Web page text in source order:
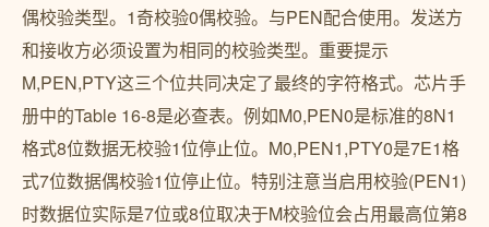
偶校验类型。1奇校验0偶校验。与PEN配合使用。发送方
和接收方必须设置为相同的校验类型。重要提示
M,PEN,PTY这三个位共同决定了最终的字符格式。芯片手
册中的Table 16-8是必查表。例如M0,PEN0是标准的8N1
格式8位数据无校验1位停止位。M0,PEN1,PTY0是7E1格
式7位数据偶校验1位停止位。特别注意当启用校验(PEN1)
时数据位实际是7位或8位取决于M校验位会占用最高位第8